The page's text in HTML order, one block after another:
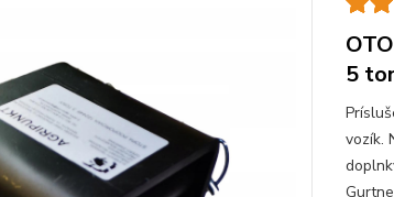
5
vozík.